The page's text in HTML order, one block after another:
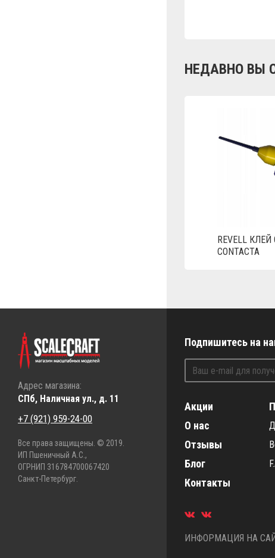
НЕДАВНО ВЫ
REVELL
CONTACTA
Адрес магазина:
СПб, Наличная ул., д. 11
+7 (921) 959-24-00
Все права защищены. © 2019.
ИП Пшеничный А.С.,
ОГРНИП 316784700067420
Санкт-Петербург.
Подпишитесь на
Акции
О нас
Отзывы
Блог
Контакты
ИНФОРМАЦИЯ НА